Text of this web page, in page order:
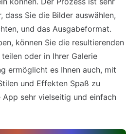
Sie die Bilder auswählen,
und das Ausgabeformat.
können Sie die resultierenden
oder in Ihrer Galerie
ermöglicht es Ihnen auch, mit
und Effekten Spaß zu
sehr vielseitig und einfach